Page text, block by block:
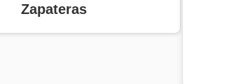
Zapateras